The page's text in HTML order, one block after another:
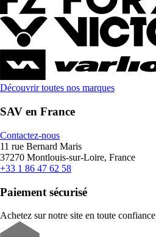
Découvrir toutes nos marques
SAV en France
Contactez-nous
11 rue Bernard Maris
37270 Montlouis-sur-Loire, France
+33 1 86 47 62 58
Paiement sécurisé
Achetez sur notre site en toute confiance